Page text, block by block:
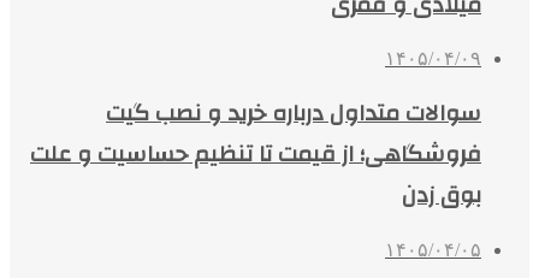
۱۴۰۵/۰۴/۰۹
سوالات متداول درباره خرید و نصب گیت
فروشگاهی؛ از قیمت تا تنظیم حساسیت و علت
بوق زدن
۱۴۰۵/۰۴/۰۵